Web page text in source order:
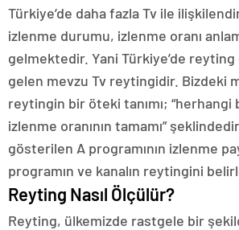
Türkiye’de daha fazla Tv ile
izlenme durumu, izlenme oranı
gelmektedir. Yani Türkiye’de
gelen mevzu Tv reytingidir. Bizdeki
reytingin bir öteki tanımı; “herhangi
izlenme oranının tamamı”
gösterilen A programının izlenme
programın ve kanalın reytingini
Reyting Nasıl Ölçülür?
Reyting, ülkemizde rastgele bir